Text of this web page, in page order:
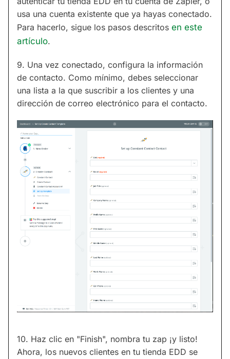
usa una cuenta existente que ya hayas conectado.
Para hacerlo, sigue los pasos descritos en este
artículo.
9. Una vez conectado, configura la información
de contacto. Como mínimo, debes seleccionar
una lista a la que suscribir a los clientes y una
dirección de correo electrónico para el contacto.
10. Haz clic en "Finish", nombra tu zap ¡y listo!
Ahora, los nuevos clientes en tu tienda EDD se